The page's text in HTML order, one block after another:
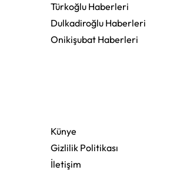
Türkoğlu Haberleri
Dulkadiroğlu Haberleri
Onikişubat Haberleri
Künye
Gizlilik Politikası
İletişim